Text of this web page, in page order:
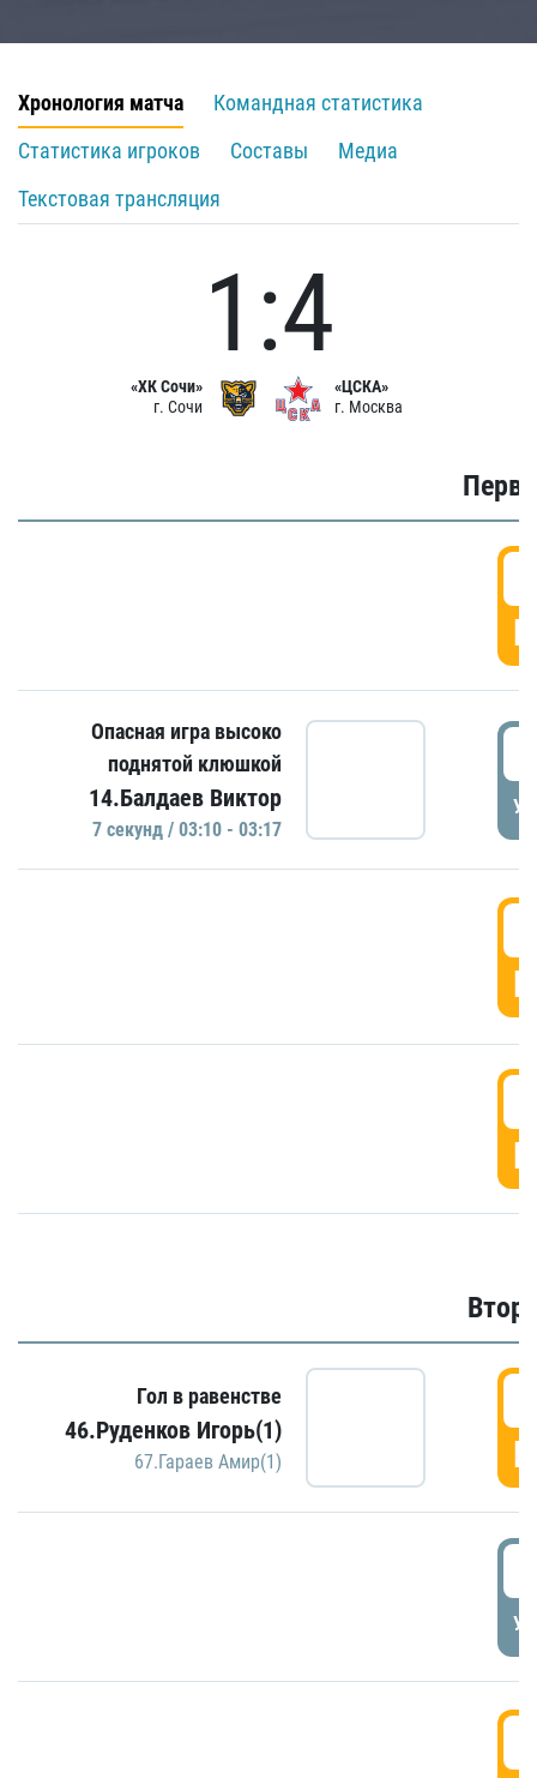
Хронология матча
Командная статистика
Статистика игроков
Составы
Медиа
Текстовая трансляция
«ХК Сочи»
г. Сочи
1:4
«ЦСКА»
г. Москва
Опасная игра высоко
поднятой клюшкой
14.Балдаев Виктор
7 секунд / 03:10 - 03:17
Гол в равенстве
46.Руденков Игорь(1)
67.Гараев Амир(1)